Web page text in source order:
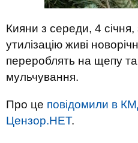
Кияни з середи, 4
утилізацію живі
перероблять на щепу
мульчування.
Про це повідомили в
Цензор.НЕТ.